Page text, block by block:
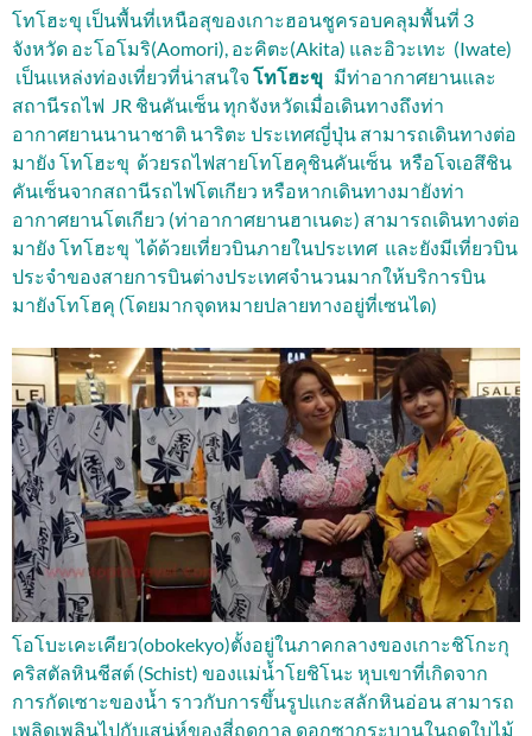
โทโฮะขุ เป็นพื้นที่เหนือสุของเกาะฮอนชูครอบคลุมพื้นที่ 3
จังหวัด อะโอโมริ(Aomori), อะคิตะ(Akita) และอิวะเทะ (Iwate)
เป็นแหล่งท่องเที่ยวที่น่าสนใจ โทโฮะขุ มีท่าอากาศยานและ
สถานีรถไฟ JR ชินคันเซ็น ทุกจังหวัดเมื่อเดินทางถึงท่า
อากาศยานนานาชาติ นาริตะ ประเทศญี่ปุ่น สามารถเดินทางต่อ
มายัง โทโฮะขุ ด้วยรถไฟสายโทโฮคุชินคันเซ็น หรือโจเอสึชิน
คันเซ็นจากสถานีรถไฟโตเกียว หรือหากเดินทางมายังท่า
อากาศยานโตเกียว (ท่าอากาศยานฮาเนดะ) สามารถเดินทางต่อ
มายัง โทโฮะขุ ได้ด้วยเที่ยวบินภายในประเทศ และยังมีเที่ยวบิน
ประจำของสายการบินต่างประเทศจำนวนมากให้บริการบิน
มายังโทโฮคุ (โดยมากจุดหมายปลายทางอยู่ที่เซนได)
โอโบะเคะเคียว(obokekyo)ตั้งอยู่ในภาคกลางของเกาะชิโกะกุ
คริสตัลหินชีสต์ (Schist) ของเเม่น้ำโยชิโนะ หุบเขาที่เกิดจาก
การกัดเซาะของน้ำ ราวกับการขึ้นรูปเเกะสลักหินอ่อน สามารถ
เพลิดเพลินไปกับเสน่ห์ของสี่ฤดูกาล ดอกซากุระบานในฤดูใบไม้